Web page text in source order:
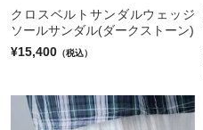
クロスベルトサンダルウェッジ
ソールサンダル(ダークストーン)
¥15,400 （税込）